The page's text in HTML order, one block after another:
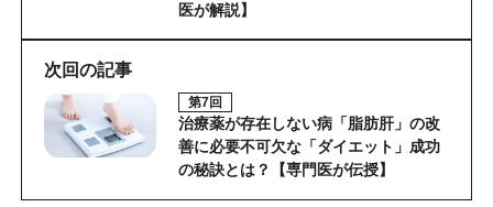
医が解説】
次回の記事
第7回
治療薬が存在しない病「脂肪肝」の改
善に必要不可欠な「ダイエット」成功
の秘訣とは？【専門医が伝授】